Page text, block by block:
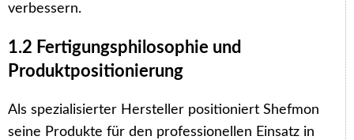
verbessern.
1.2 Fertigungsphilosophie und
Produktpositionierung
Als spezialisierter Hersteller positioniert Shefmon
seine Produkte für den professionellen Einsatz in